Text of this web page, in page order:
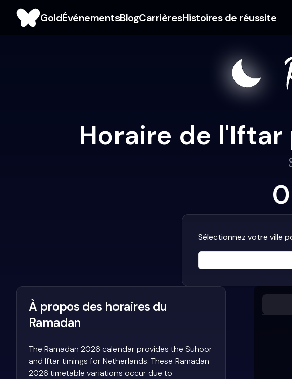
GoldÉvénementsBlogCarrièresHistoires de réussite
Horaire de l'Iftar
Sélectionnez votre ville
À propos des horaires du
Ramadan
The Ramadan 2026 calendar provides the Suhoor
and Iftar timings for Netherlands. These Ramadan
2026 timetable variations occur due to